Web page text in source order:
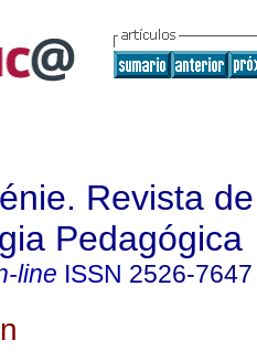
Revista
Pedagógica
line ISSN 2526-7647